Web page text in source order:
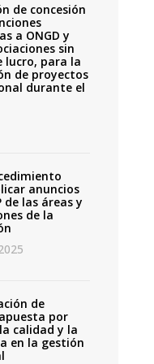
de concesión
a ONGD y
sin
lucro, para la
de proyectos
durante el
anuncios
de las áreas y
de la
de
por
calidad y la
en la gestión